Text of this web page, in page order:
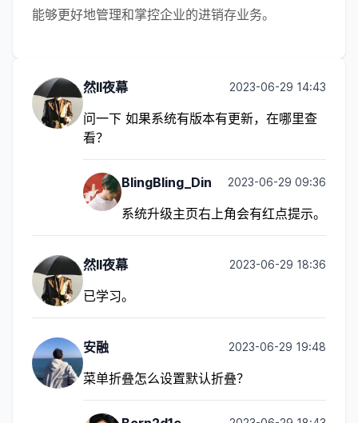
能够更好地管理和掌控企业的进销存业务。
然II夜幕 2023-06-29 14:43
问一下 如果系统有版本有更新，在哪里查
看？
BlingBling_Din 2023-06-29 09:36
系统升级主页右上角会有红点提示。
然II夜幕 2023-06-29 18:36
已学习。
安融 2023-06-29 19:48
菜单折叠怎么设置默认折叠？